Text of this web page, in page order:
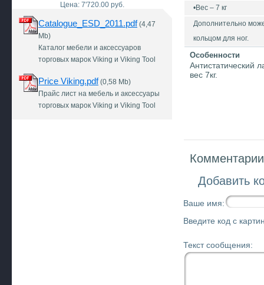
Цена: 7'720.00 руб.
Catalogue_ESD_2011.pdf(4,47
Mb)
Каталог мебели и аксессуаров
торговых марок Viking и Viking Tool
Price Viking.pdf(0,58 Mb)
Прайс лист на мебель и аксессуары
торговых марок Viking и Viking Tool
•Вес – 7 кг
Дополнительно
кольцом для ног.
Особенности
Антистатический
вес 7кг.
Добавить
Ваше имя:
Введите код с
Текст сообщения: